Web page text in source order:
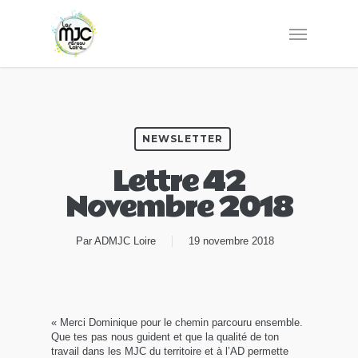
NEWSLETTER
Lettre 42
Novembre 2018
Par ADMJC Loire 19 novembre 2018
« Merci Dominique pour le chemin parcouru ensemble.
Que tes pas nous guident et que la qualité de ton
travail dans les MJC du territoire et à l’AD permette